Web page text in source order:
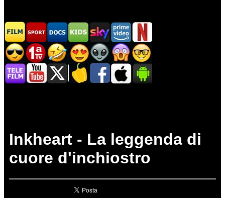
Inkheart - La leggenda di
cuore d'inchiostro